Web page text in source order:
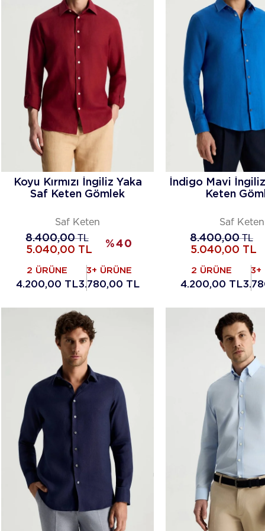
Koyu Kırmızı İngiliz Yaka
Saf Keten Gömlek
Saf Keten
8.400,00TL
5.040,00 TL
%40
2 ÜRÜNE
4.200,00 TL
3+ ÜRÜNE
3.780,00 TL
İndigo Mavi
Keten
Saf Keten
8.400,00TL
5.040,00 TL
2 ÜRÜNE
4.200,00 TL
3+